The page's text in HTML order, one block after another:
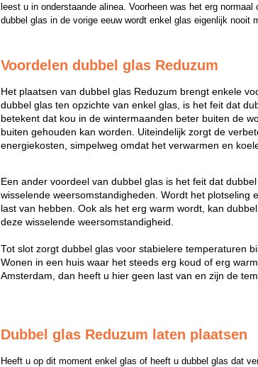
leest u in onderstaande alinea. Voorheen was het erg
dubbel glas in de vorige eeuw wordt enkel glas eigenlijk nooit
Voordelen dubbel glas Reduzum
Het plaatsen van dubbel glas Reduzum brengt enkele
dubbel glas ten opzichte van enkel glas, is het feit dat
betekent dat kou in de wintermaanden beter buiten de
buiten gehouden kan worden. Uiteindelijk zorgt de
energiekosten, simpelweg omdat het verwarmen en
Een ander voordeel van dubbel glas is het feit dat
wisselende weersomstandigheden. Wordt het plotseling
last van hebben. Ook als het erg warm wordt, kan
deze wisselende weersomstandigheid.
Tot slot zorgt dubbel glas voor stabielere temperaturen
Wonen in een huis waar het steeds erg koud of erg
Amsterdam, dan heeft u hier geen last van en zijn de
Dubbel glas Reduzum laten plaatsen
Heeft u op dit moment enkel glas of heeft u dubbel glas dat